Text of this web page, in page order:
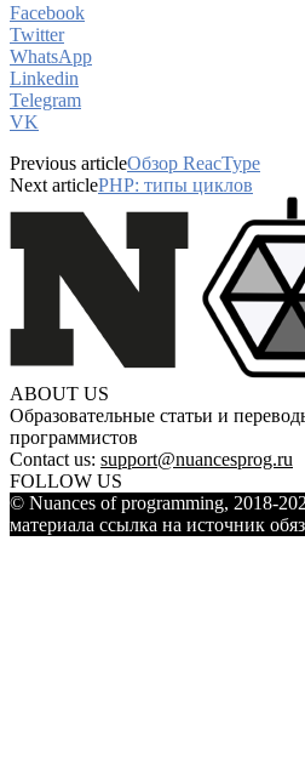
Facebook
Twitter
WhatsApp
Linkedin
Telegram
VK
Previous articleОбзор ReacType
Next articlePHP: типы циклов
ABOUT US
Образовательные статьи и
программистов
Contact us: support@nuancesprog.ru
FOLLOW US
© Nuances of programming, 2018-
материала ссылка на источник